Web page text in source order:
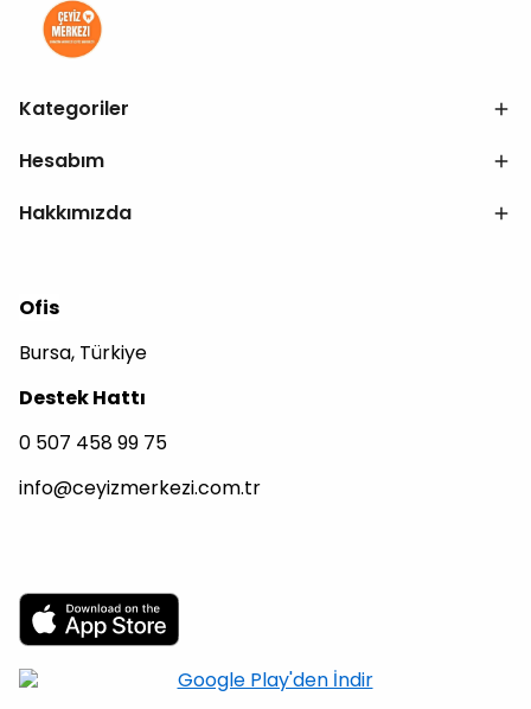
Kategoriler
Hesabım
Hakkımızda
Ofis
Bursa, Türkiye
Destek Hattı
0 507 458 99 75
info@ceyizmerkezi.com.tr